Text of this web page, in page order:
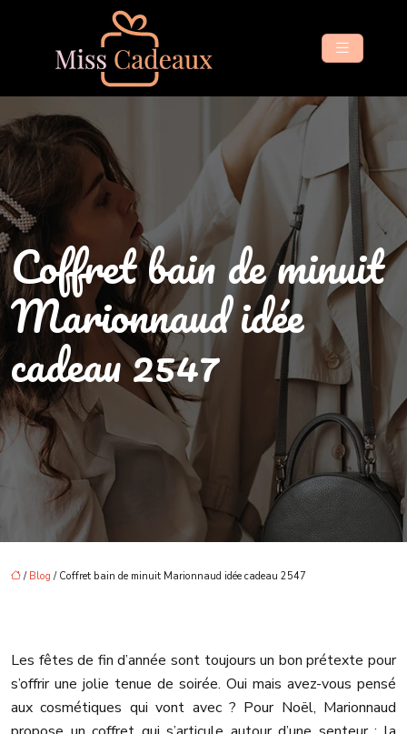
Coffret bain de minuit
Marionnaud idée
cadeau 2547
/ Blog / Coffret bain de minuit Marionnaud idée cadeau 2547
Les fêtes de fin d’année sont toujours un bon prétexte pour
s’offrir une jolie tenue de soirée. Oui mais avez-vous pensé
aux cosmétiques qui vont avec ? Pour Noël, Marionnaud